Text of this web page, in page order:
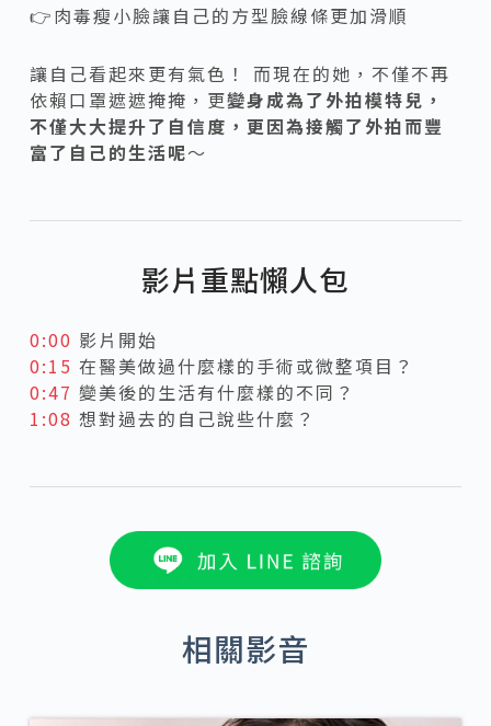
👉肉毒瘦小臉讓自己的方型臉線條更加滑順
讓自己看起來更有氣色！ 而現在的她，不僅不再
依賴口罩遮遮掩掩，更變身成為了外拍模特兒，
不僅大大提升了自信度，更因為接觸了外拍而豐
富了自己的生活呢～
影片重點懶人包
0:00 影片開始
0:15 在醫美做過什麼樣的手術或微整項目？
0:47 變美後的生活有什麼樣的不同？
1:08 想對過去的自己說些什麼？
相關影音